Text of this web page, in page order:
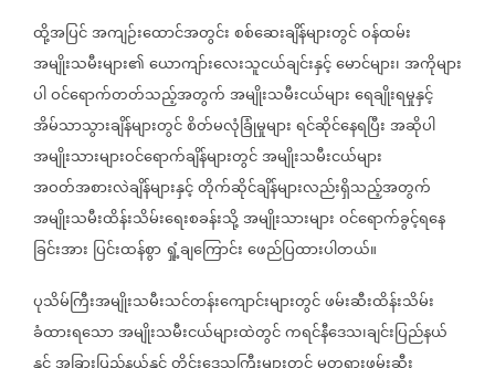
ထို့အပြင်အကျဉ်းထောင်အတွင်းစစ်ဆေးချိန်များတွင်ဝန်ထမ်း
အမျိုးသမီးများ၏ယောကျာ်းလေးသူငယ်ချင်းနှင့်မောင်များ၊အကိုများ
ပါဝင်ရောက်တတ်သည့်အတွက်အမျိုးသမီးငယ်များရေချိုးရမှုနှင့်
အိမ်သာသွားချိန်များတွင်စိတ်မလုံခြုံမှုများရင်ဆိုင်နေရပြီးအဆိုပါ
အမျိုးသားများဝင်ရောက်ချိန်များတွင်အမျိုးသမီးငယ်များ
အဝတ်အစားလဲချိန်များနှင့်တိုက်ဆိုင်ချိန်များလည်းရှိသည့်အတွက်
အမျိုးသမီးထိန်းသိမ်းရေးစခန်းသို့အမျိုးသားများဝင်ရောက်ခွင့်ရနေ
ခြင်းအား ပြင်းထန်စွာရှုံ့ချကြောင်းဖေည်ပြထားပါတယ်။
ပုသိမ်ကြီးအမျိုးသမီးသင်တန်းကျောင်းများတွင်ဖမ်းဆီးထိန်းသိမ်း
ခံထားရသောအမျိုးသမီးငယ်များထဲတွင်ကရင်နီဒေသ၊ချင်းပြည်နယ်